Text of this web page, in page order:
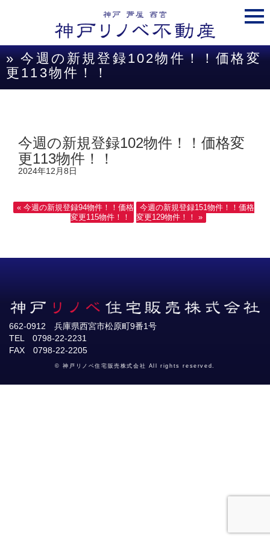
» 今週の新規登録102物件！！価格変
更113物件！！
今週の新規登録102物件！！価格変
更113物件！！
2024年12月8日
« 今週の新規登録94物件！！価格
変更115物件！！
今週の新規登録151物件！！価格
変更129物件！！ »
662-0912 兵庫県西宮市松原町9番1号
TEL 0798-22-2231
FAX 0798-22-2205
© 神戸リノベ住宅販売株式会社 All rights reserved.